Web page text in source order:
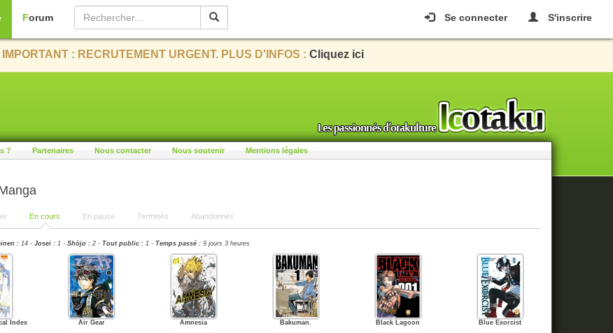
Se connecter S'inscrire
Forum
IMPORTANT : RECRUTEMENT URGENT. PLUS D'INFOS : Cliquez ici
? Partenaires Nous contacter Nous soutenir Mentions légales
En cours En pause Terminés Abandonnés
: 14 - Josei : 1 - Shōjo : 2 - Tout public : 1 - Temps passé : 9 jours 3 heures
Index Air Gear Amnesia Bakuman. Black Lagoon Blue Exorcist